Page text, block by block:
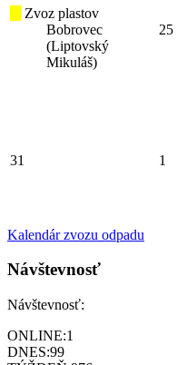
Zvoz plastov
Bobrovec
(Liptovský
Mikuláš)
25
31 1
Kalendár zvozu odpadu
Návštevnosť
Návštevnosť:
ONLINE:1
DNES:99